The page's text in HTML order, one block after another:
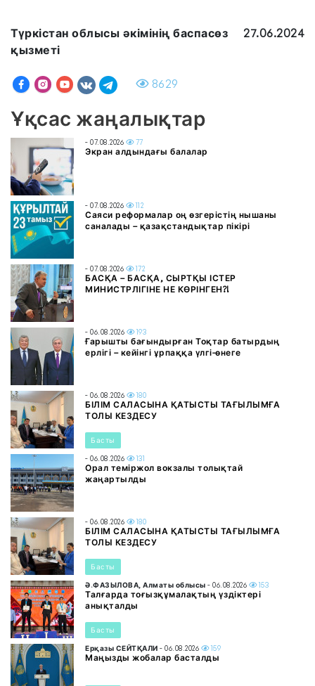
Түркістан облысы әкімінің баспасөз
қызметі
27.06.2024
8629
Ұқсас жаңалықтар
- 07.08.2026 77
Экран алдындағы балалар
- 07.08.2026 112
Саяси реформалар оң өзгерістің нышаны
саналады – қазақстандықтар пікірі
- 07.08.2026 172
БАСҚА – БАСҚА, СЫРТҚЫ ІСТЕР
МИНИСТРЛІГІНЕ НЕ КӨРІНГЕН?!
- 06.08.2026 193
Ғарышты бағындырған Тоқтар батырдың
ерлігі – кейінгі ұрпаққа үлгі-өнеге
- 06.08.2026 180
БІЛІМ САЛАСЫНА ҚАТЫСТЫ ТАҒЫЛЫМҒА
ТОЛЫ КЕЗДЕСУ
Басты
- 06.08.2026 131
Орал теміржол вокзалы толықтай
жаңартылды
- 06.08.2026 180
БІЛІМ САЛАСЫНА ҚАТЫСТЫ ТАҒЫЛЫМҒА
ТОЛЫ КЕЗДЕСУ
Басты
Ә.ФАЗЫЛОВА, Алматы облысы - 06.08.2026 153
Талғарда тоғызқұмалақтың үздіктері
анықталды
Басты
Ерқазы СЕЙТҚАЛИ - 06.08.2026 159
Маңызды жобалар басталды